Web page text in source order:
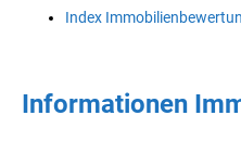
Index
Informationen